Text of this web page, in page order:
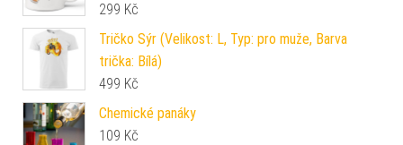
299 Kč
Tričko Sýr (Velikost: L, Typ: pro muže, Barva
trička: Bílá)
499 Kč
Chemické panáky
109 Kč